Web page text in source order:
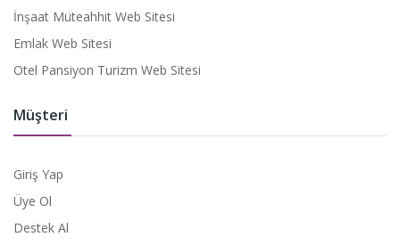
İnşaat Müteahhit Web Sitesi
Emlak Web Sitesi
Otel Pansiyon Turizm Web Sitesi
Müşteri
Giriş Yap
Üye Ol
Destek Al